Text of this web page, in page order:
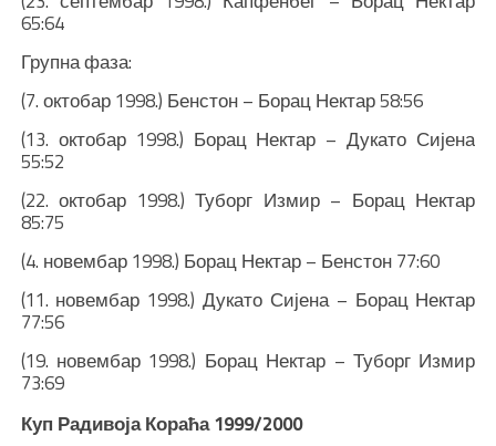
65:64
Групна фаза:
(7. октобар 1998.) Бенстон – Борац Нектар 58:56
(13. октобар 1998.) Борац Нектар – Дукато Сијена
55:52
(22. октобар 1998.) Туборг Измир – Борац Нектар
85:75
(4. новембар 1998.) Борац Нектар – Бенстон 77:60
(11. новембар 1998.) Дукато Сијена – Борац Нектар
77:56
(19. новембар 1998.) Борац Нектар – Туборг Измир
73:69
Куп Радивоја Кораћа 1999/2000